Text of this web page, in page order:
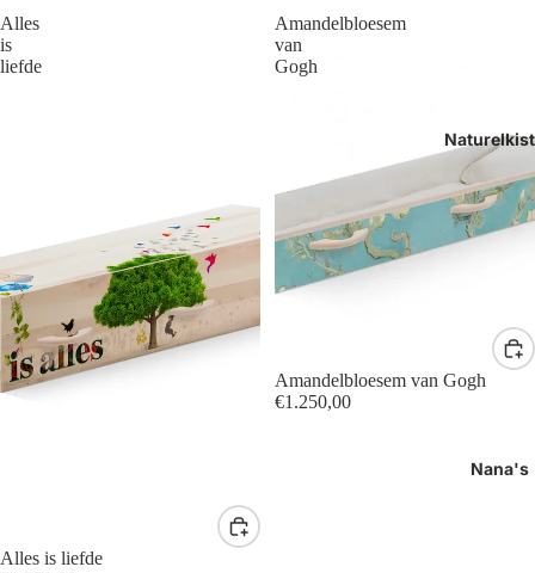
Nana's
Alles
is
liefde
Alles is liefde
Amandelbloesem
van
Gogh
Amandelbloesem van Gogh
€1.250,00